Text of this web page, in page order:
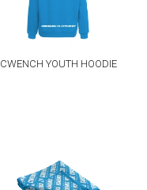
CWENCH YOUTH HOODIE